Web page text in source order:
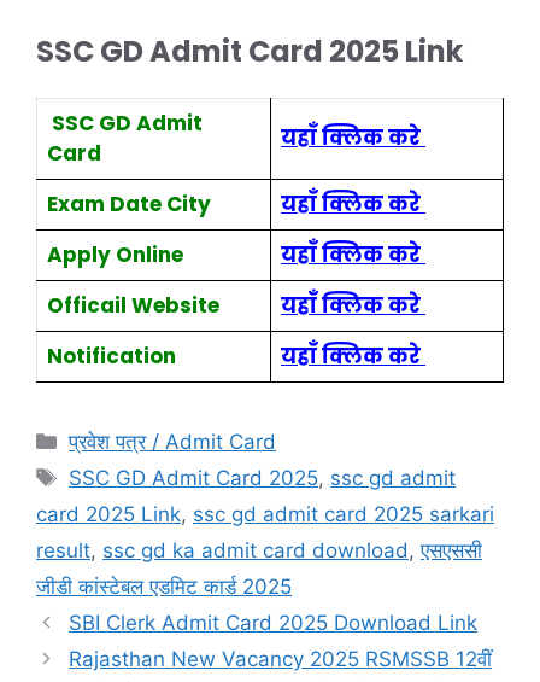
SSC GD Admit Card 2025 Link
SSC GD Admit
Card
यहाँ क्लिक करे
Exam Date City
यहाँ क्लिक करे
Apply Online
यहाँ क्लिक करे
Officail Website
यहाँ क्लिक करे
Notification
यहाँ क्लिक करे
प्रवेश पत्र / Admit Card
SSC GD Admit Card 2025, ssc gd admit
card 2025 Link, ssc gd admit card 2025 sarkari
result, ssc gd ka admit card download,एसएससी
जीडी कांस्टेबल एडमिट कार्ड 2025
SBI Clerk Admit Card 2025 Download Link
Rajasthan New Vacancy 2025 RSMSSB 12वीं